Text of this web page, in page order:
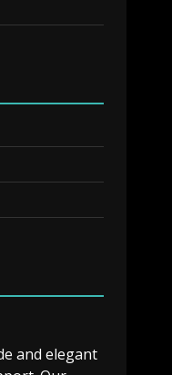
and elegant